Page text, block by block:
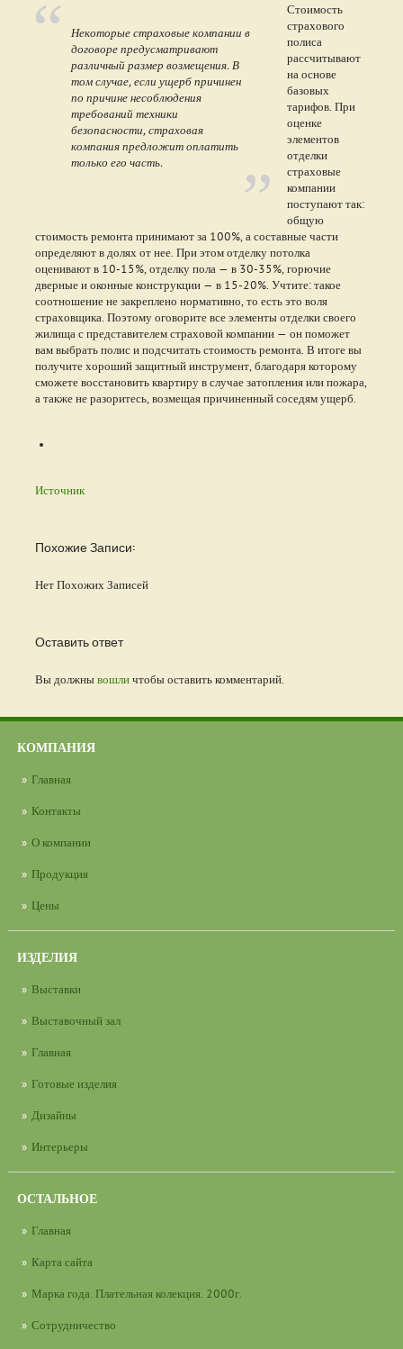
Некоторые страховые компании в
договоре предусматривают
различный размер возмещения. В
том случае, если ущерб причинен
по причине несоблюдения
требований техники
безопасности, страховая
компания предложит оплатить
только его часть.
Стоимость
страхового
полиса
рассчитывают
на основе
базовых
тарифов. При
оценке
элементов
отделки
страховые
компании
поступают так:
общую
стоимость ремонта принимают за 100%, а составные части
определяют в долях от нее. При этом отделку потолка
оценивают в 10-15%, отделку пола — в 30-35%, горючие
дверные и оконные конструкции — в 15-20%. Учтите: такое
соотношение не закреплено нормативно, то есть это воля
страховщика. Поэтому оговорите все элементы отделки своего
жилища с представителем страховой компании — он поможет
вам выбрать полис и подсчитать стоимость ремонта. В итоге вы
получите хороший защитный инструмент, благодаря которому
сможете восстановить квартиру в случае затопления или пожара,
а также не разоритесь, возмещая причиненный соседям ущерб.
Источник
Похожие Записи:
Нет Похожих Записей
Оставить ответ
Вы должнывошличтобы оставить комментарий.
КОМПАНИЯ
Главная
Контакты
О компании
Продукция
Цены
ИЗДЕЛИЯ
Выставки
Выставочный зал
Главная
Готовые изделия
Дизайны
Интерьеры
ОСТАЛЬНОЕ
Главная
Карта сайта
Марка года. Плательная колекция. 2000г.
Сотрудничество